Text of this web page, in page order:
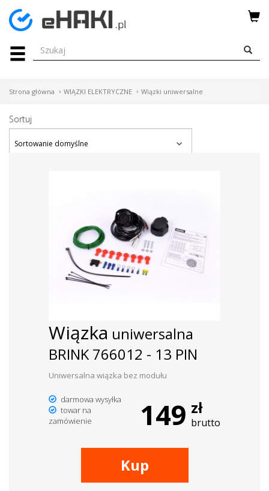
Menu
HAKI
WIĄZKI
ELEKTRYCZNE
BAGAŻNIKI
samochodowe
Strona główna WIĄZKI ELEKTRYCZNE Wiązki uniwersalne
Sortuj
Wiązka uniwersalna
BRINK 766012 - 13 PIN
Uniwersalna wiązka bez modułu
darmowa wysyłka
towar na
zamówienie
149 zł
brutto
Kup